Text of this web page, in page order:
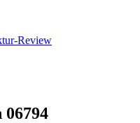
Review